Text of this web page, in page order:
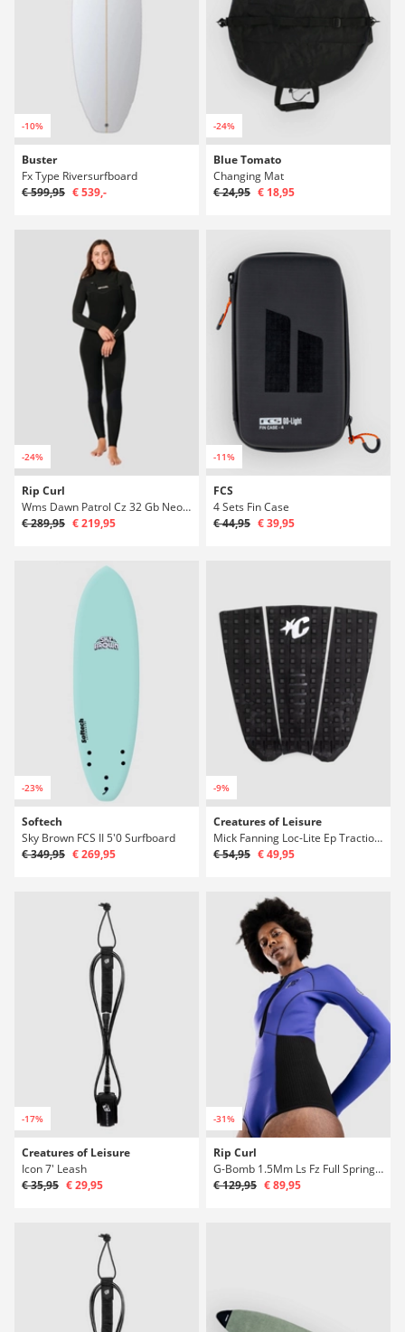
-10%
Buster
Fx Type Riversurfboard
€ 599,95 € 539,-
-24%
Blue Tomato
Changing Mat
€ 24,95 € 18,95
-24%
Rip Curl
Wms Dawn Patrol Cz 32 Gb Neoprén
€ 289,95 € 219,95
-11%
FCS
4 Sets Fin Case
€ 44,95 € 39,95
-23%
Softech
Sky Brown FCS II 5'0 Surfboard
€ 349,95 € 269,95
-9%
Creatures of Leisure
Mick Fanning Loc-Lite Ep Traction Výstelka
€ 54,95 € 49,95
-17%
Creatures of Leisure
Icon 7' Leash
€ 35,95 € 29,95
-31%
Rip Curl
G-Bomb 1.5Mm Ls Fz Full Spring Neoprén
€ 129,95 € 89,95